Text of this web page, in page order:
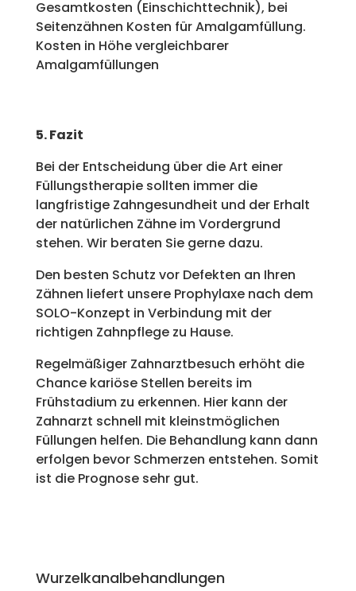
Gesamtkosten (Einschichttechnik), bei
Seitenzähnen Kosten für Amalgamfüllung.
Kosten in Höhe vergleichbarer
Amalgamfüllungen
5. Fazit
Bei der Entscheidung über die Art einer
Füllungstherapie sollten immer die
langfristige Zahngesundheit und der Erhalt
der natürlichen Zähne im Vordergrund
stehen. Wir beraten Sie gerne dazu.
Den besten Schutz vor Defekten an Ihren
Zähnen liefert unsere Prophylaxe nach dem
SOLO-Konzept in Verbindung mit der
richtigen Zahnpflege zu Hause.
Regelmäßiger Zahnarztbesuch erhöht die
Chance kariöse Stellen bereits im
Frühstadium zu erkennen. Hier kann der
Zahnarzt schnell mit kleinstmöglichen
Füllungen helfen. Die Behandlung kann dann
erfolgen bevor Schmerzen entstehen. Somit
ist die Prognose sehr gut.
Wurzelkanalbehandlungen